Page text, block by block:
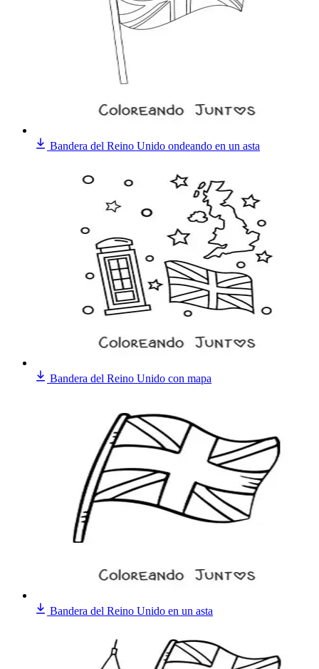
Bandera del Reino Unido ondeando en un asta
Bandera del Reino Unido con mapa
Bandera del Reino Unido en un asta